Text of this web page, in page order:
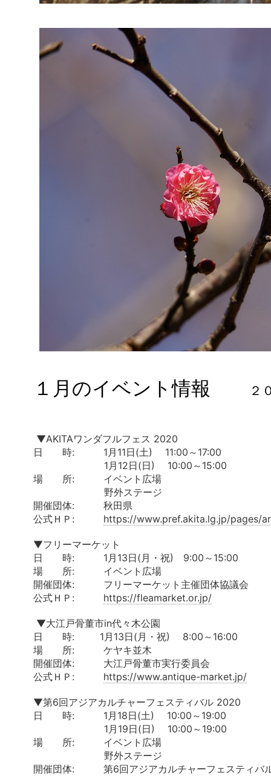
１月のイベント情報 ２
▼AKITAワンダフルフェス 2020
日 時: 1月11日(土) 11:00～17:00
1月12日(日) 10:00～15:00
場 所: イベント広場
野外ステージ
開催団体: 秋田県
公式ＨＰ: https://www.pref.akita.lg.jp/pages/
▼フリーマーケット
日 時: 1月13日(月・祝) 9:00～15:00
場 所: イベント広場
開催団体: フリーマーケット主催団体協議会
公式ＨＰ: https://fleamarket.or.jp/
▼大江戸骨董市in代々木公園
日 時: 1月13日(月・祝) 8:00～16:00
場 所: ケヤキ並木
開催団体: 大江戸骨董市実行委員会
公式ＨＰ: https://www.antique-market.jp/
▼第6回アジアカルチャーフェスティバル 2020
日 時: 1月18日(土) 10:00～19:00
1月19日(日) 10:00～19:00
場 所: イベント広場
野外ステージ
開催団体: 第6回アジアカルチャーフェスティバ